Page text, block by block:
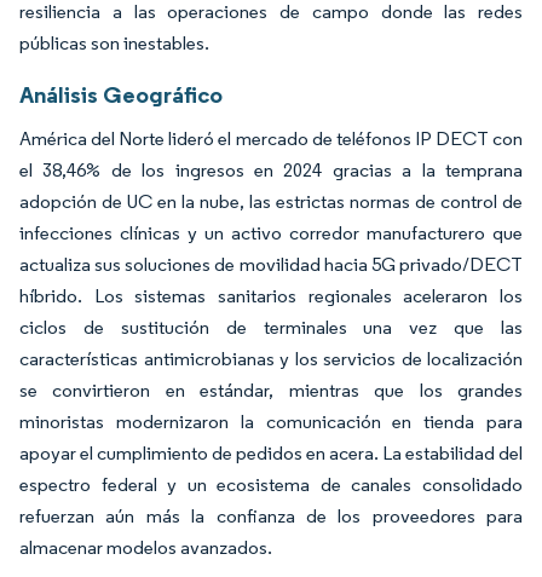
resiliencia a las operaciones de campo donde las redes
públicas son inestables.
Análisis Geográfico
América del Norte lideró el mercado de teléfonos IP DECT con
el 38,46% de los ingresos en 2024 gracias a la temprana
adopción de UC en la nube, las estrictas normas de control de
infecciones clínicas y un activo corredor manufacturero que
actualiza sus soluciones de movilidad hacia 5G privado/DECT
híbrido. Los sistemas sanitarios regionales aceleraron los
ciclos de sustitución de terminales una vez que las
características antimicrobianas y los servicios de localización
se convirtieron en estándar, mientras que los grandes
minoristas modernizaron la comunicación en tienda para
apoyar el cumplimiento de pedidos en acera. La estabilidad del
espectro federal y un ecosistema de canales consolidado
refuerzan aún más la confianza de los proveedores para
almacenar modelos avanzados.